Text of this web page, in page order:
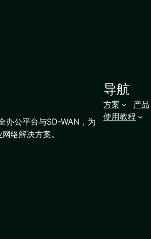
办公平台与SD-WAN，为
络解决方案。
导航
方案 产品
使用教程